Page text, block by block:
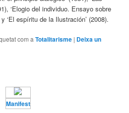
‘Elogio del individuo. Ensayo sobre
‘El espíritu de la Ilustración’ (2008).
com a Totalitarisme | Deixa un
Manifest